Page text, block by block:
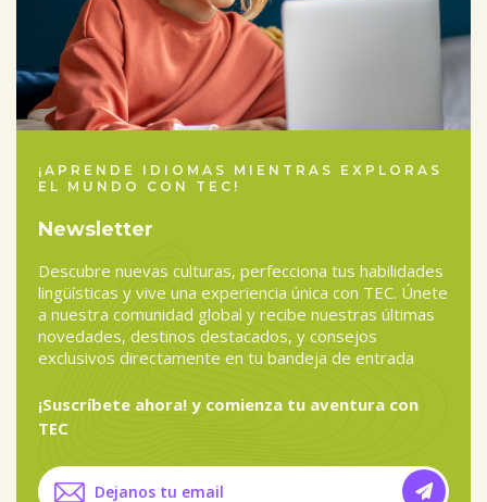
¡APRENDE IDIOMAS MIENTRAS EXPLORAS
EL MUNDO CON TEC!
Newsletter
Descubre nuevas culturas, perfecciona tus habilidades
lingüísticas y vive una experiencia única con TEC. Únete
a nuestra comunidad global y recibe nuestras últimas
novedades, destinos destacados, y consejos
exclusivos directamente en tu bandeja de entrada
¡Suscríbete ahora! y comienza tu aventura con
TEC